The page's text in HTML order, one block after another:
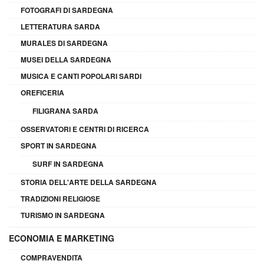
FOTOGRAFI DI SARDEGNA
LETTERATURA SARDA
MURALES DI SARDEGNA
MUSEI DELLA SARDEGNA
MUSICA E CANTI POPOLARI SARDI
OREFICERIA
FILIGRANA SARDA
OSSERVATORI E CENTRI DI RICERCA
SPORT IN SARDEGNA
SURF IN SARDEGNA
STORIA DELL'ARTE DELLA SARDEGNA
TRADIZIONI RELIGIOSE
TURISMO IN SARDEGNA
ECONOMIA E MARKETING
COMPRAVENDITA